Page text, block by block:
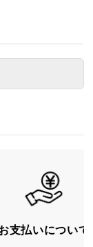
支払いについて